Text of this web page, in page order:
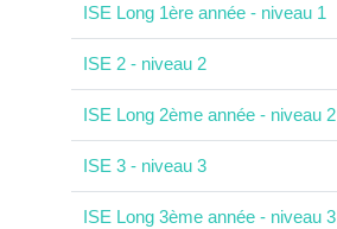
ISE Long 1ère année - niveau 1
ISE 2 - niveau 2
ISE Long 2ème année - niveau 2
ISE 3 - niveau 3
ISE Long 3ème année - niveau 3